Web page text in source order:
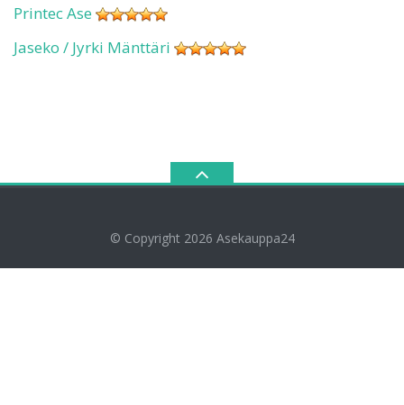
Printec Ase
Jaseko / Jyrki Mänttäri
© Copyright 2026 Asekauppa24